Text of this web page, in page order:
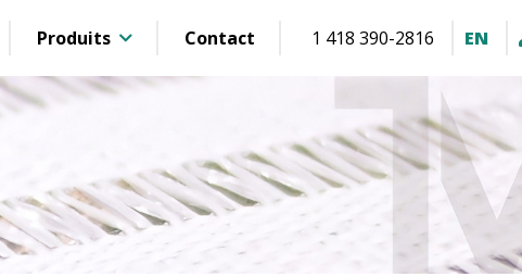
1 418 390-2816 EN
Produits Contact